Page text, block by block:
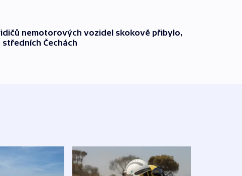
nemotorových vozidel skokově přibylo,
středních Čechách